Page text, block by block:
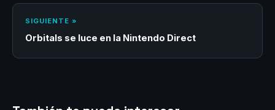
SIGUIENTE »
Orbitals se luce en la Nintendo Direct